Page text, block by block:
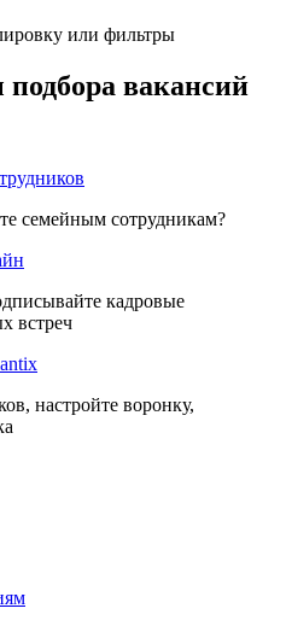
или фильтры
вакансий
семейным сотрудникам?
кадровые
встреч
настройте воронку,